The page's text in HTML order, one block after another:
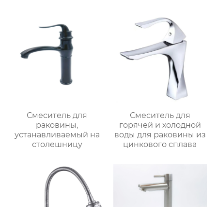
Смеситель для
раковины,
устанавливаемый на
столешницу
Смеситель для
горячей и холодной
воды для раковины из
цинкового сплава